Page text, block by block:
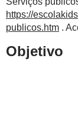
https://
publicos.htm .
Objetivo